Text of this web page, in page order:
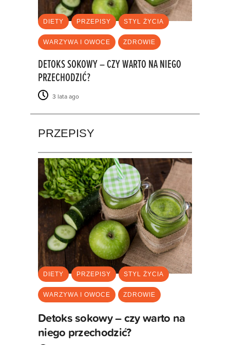
DIETY PRZEPISY STYL ŻYCIA
WARZYWA I OWOCE ZDROWIE
DETOKS SOKOWY – CZY WARTO NA NIEGO
PRZECHODZIĆ?
3 lata ago
PRZEPISY
DIETY PRZEPISY STYL ŻYCIA
WARZYWA I OWOCE ZDROWIE
Detoks sokowy – czy warto na
niego przechodzić?